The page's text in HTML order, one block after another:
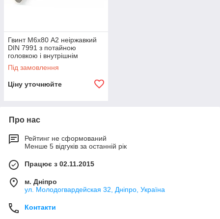
Гвинт М6х80 А2 неіржавкий
DIN 7991 з потайною
головкою і внутрішнім
шестигранником
Під замовлення
Ціну уточнюйте
Про нас
Рейтинг не сформований
Менше 5 відгуків за останній рік
Працює з 02.11.2015
м. Дніпро
ул. Молодогвардейская 32, Дніпро, Україна
Контакти